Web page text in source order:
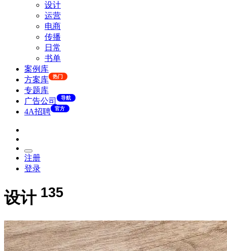
设计
运营
电商
传播
日常
书单
案例库
方案库
热门
专题库
广告公司
导航
4A招聘 官方
注册
登录
设计135